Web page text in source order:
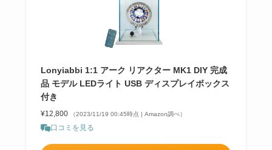
Lonyiabbi 1:1 アーク リアクター MK1 DIY 完成
品 モデル LEDライト USB ディスプレイボックス
付き
¥12,800 （2023/11/19 00:45時点 | Amazon調べ）
口コミを見る